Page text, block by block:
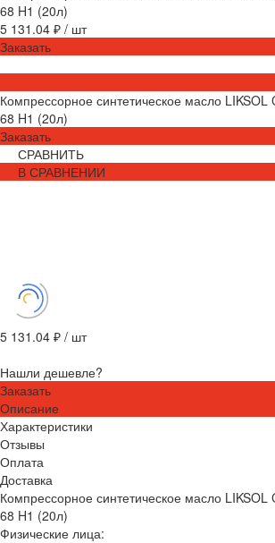
68 H1 (20л)
5 131.04 ₽ / шт
Заказать
Компрессорное синтетическое масло LIKSOL
68 H1 (20л)
Заказать
СРАВНИТЬ
В СРАВНЕНИИ
5 131.04 ₽ / шт
Нашли дешевле?
Заказать
Описание
Характеристики
Отзывы
Оплата
Доставка
Компрессорное синтетическое масло LIKSOL
68 H1 (20л)
Физические лица: